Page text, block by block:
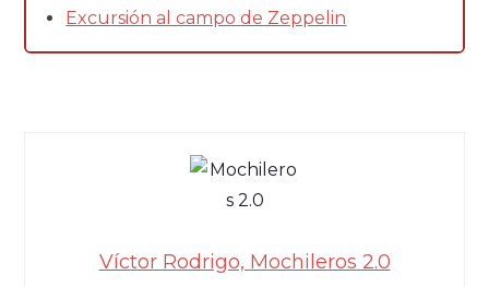
Excursión al campo de Zeppelin
Víctor Rodrigo, Mochileros 2.0